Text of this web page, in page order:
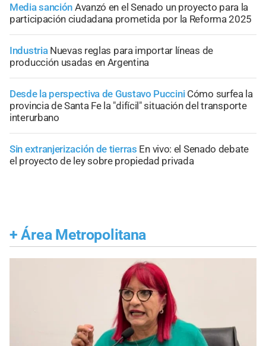
Media sanción Avanzó en el Senado un proyecto para la
participación ciudadana prometida por la Reforma 2025
Industria Nuevas reglas para importar líneas de
producción usadas en Argentina
Desde la perspectiva de Gustavo Puccini Cómo surfea la
provincia de Santa Fe la "difícil" situación del transporte
interurbano
Sin extranjerización de tierras En vivo: el Senado debate
el proyecto de ley sobre propiedad privada
+ Área Metropolitana